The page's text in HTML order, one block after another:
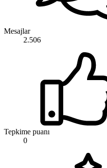
Mesajlar
2.506
Tepkime puanı
0